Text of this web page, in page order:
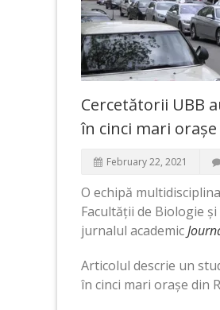
Cercetătorii UBB
în cinci mari
February 22, 2021
O echipă
Facultății de Biologie
jurnalul academic
Articolul descrie un
în cinci mari orașe din